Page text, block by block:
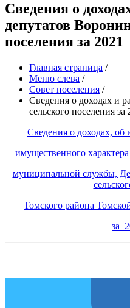
Сведения о
депутатов
поселения за 2021
Главная страница /
Меню слева /
Совет поселения /
Сведения о доходах и
сельского поселения за
Сведения о доходах, об
имущественного
муниципальной службы,
Томского района
за